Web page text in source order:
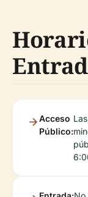
Acceso
Público: